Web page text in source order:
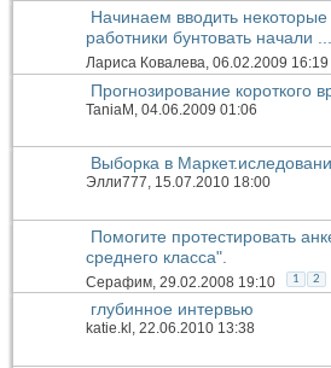
Начинаем вводить
работники бунтовать начали ...
Лариса Ковалева, 06.02.2009 16:19
Прогнозирование короткого
TaniaM, 04.06.2009 01:06
Выборка в
Элли777, 15.07.2010 18:00
Помогите протестировать
среднего класса".
Серафим, 29.02.2008 19:10 1 2
глубинное интервью
katie.kl , 22.06.2010 13:38